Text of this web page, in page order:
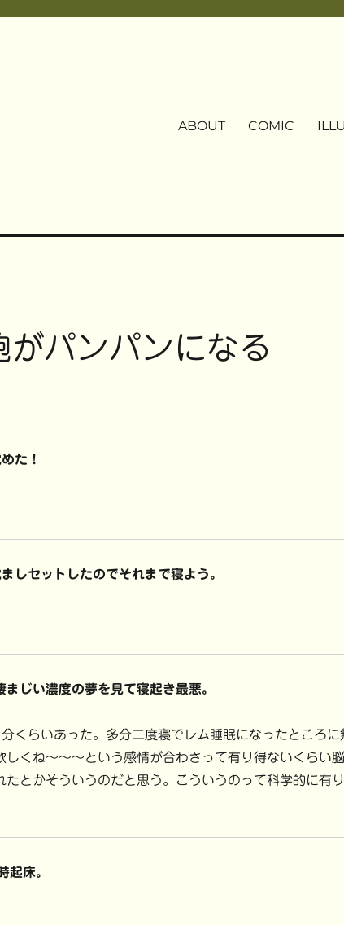
ABOUT COMIC
がパンパンになる
た！
しセットしたのでそれまで寝よう。
まじい濃度の夢を見て寝起き最悪。
くらいあった。多分二度寝でレム睡眠になったところに
しくね〜〜〜という感情が合わさって有り得ないくらい
たとかそういうのだと思う。こういうのって科学的に有
起床。